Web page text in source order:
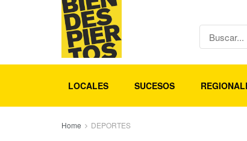
LOCALES SUCESOS
Home DEPORTES